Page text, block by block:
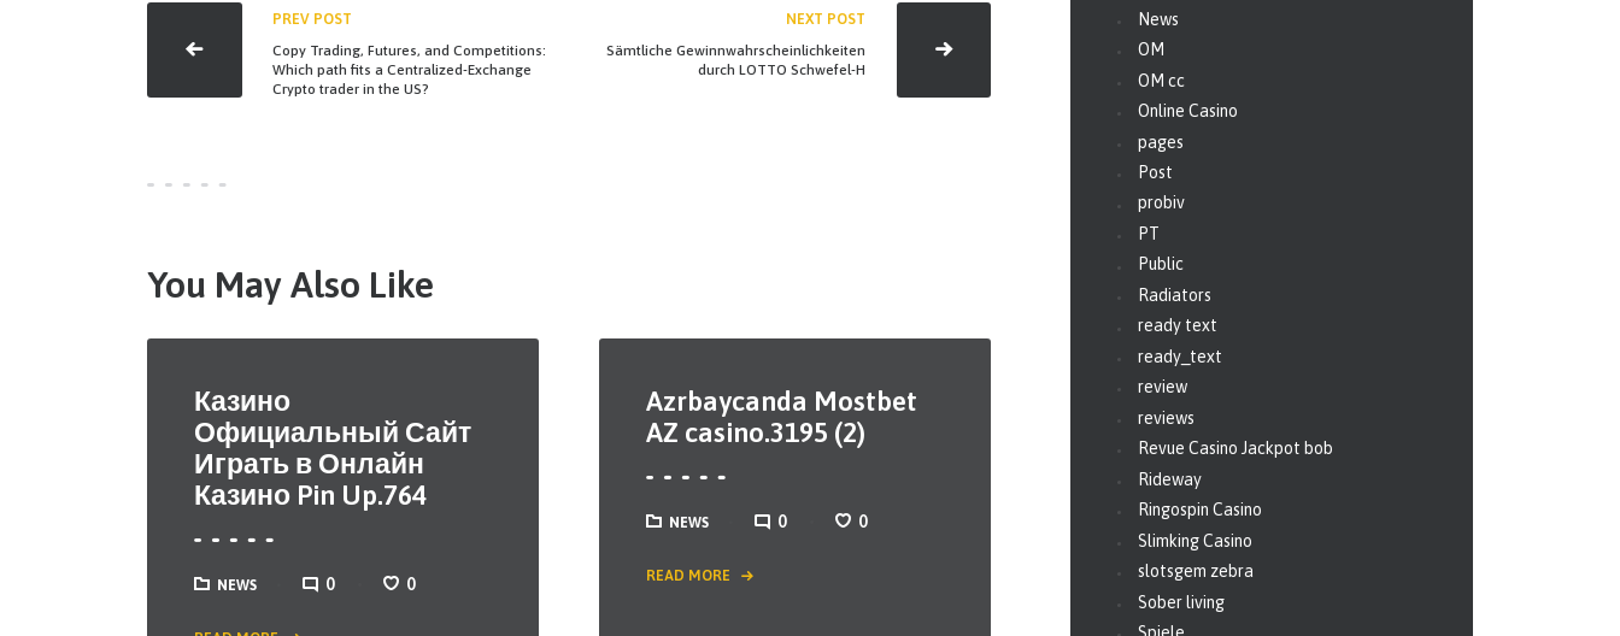
PREV POST
Copy Trading, Futures, and Competitions:
Which path fits a Centralized-Exchange
Crypto trader in the US?
NEXT POST
Sämtliche Gewinnwahrscheinlichkeiten
durch LOTTO Schwefel-H
You May Also Like
Казино
Официальный Сайт
Играть в Онлайн
Казино Pin Up.764
NEWS 0 0
Azrbaycanda Mostbet
AZ casino.3195 (2)
NEWS 0 0
READ MORE
News
OM
OM cc
Online Casino
pages
Post
probiv
PT
Public
Radiators
ready text
ready_text
review
reviews
Revue Casino Jackpot bob
Rideway
Ringospin Casino
Slimking Casino
slotsgem zebra
Sober living